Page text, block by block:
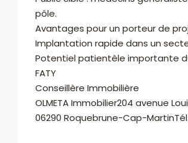
WhatsApp
pôle.
Avantages pour un porteur de
Implantation rapide dans un
Potentiel patientèle importante
FATY
Conseillère Immobilière
OLMETA Immobilier204 avenue
06290 Roquebrune-Cap-